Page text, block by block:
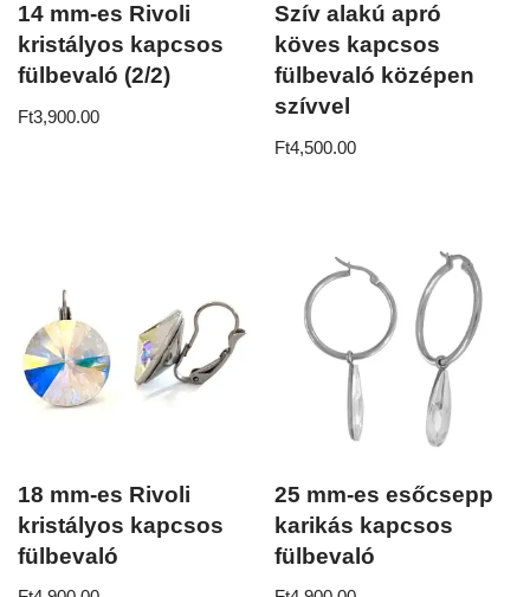
14 mm-es Rivoli
kristályos kapcsos
fülbevaló (2/2)
Ft3,900.00
Szív alakú apró
köves kapcsos
fülbevaló középen
szívvel
Ft4,500.00
18 mm-es Rivoli
kristályos kapcsos
fülbevaló
25 mm-es esőcsepp
karikás kapcsos
fülbevaló